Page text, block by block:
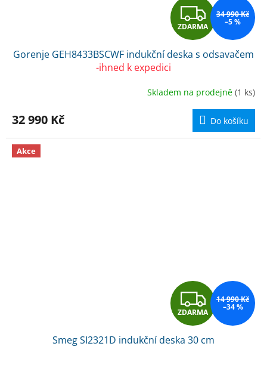
Z
D
A
R
M
A
ZDARMA
34 990 Kč
–5 %
Gorenje GEH8433BSCWF indukční deska s odsavačem
-ihned k expedici
Skladem na prodejně (1 ks)
32 990 Kč Do košíku
Akce
Z
D
A
ZDARMA
14 990 Kč
–34 %
Smeg SI2321D indukční deska 30 cm